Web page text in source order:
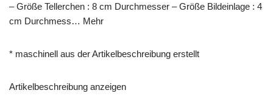
– Größe Tellerchen : 8 cm Durchmesser – Größe Bildeinlage : 4
cm Durchmess… Mehr
* maschinell aus der Artikelbeschreibung erstellt
Artikelbeschreibung anzeigen